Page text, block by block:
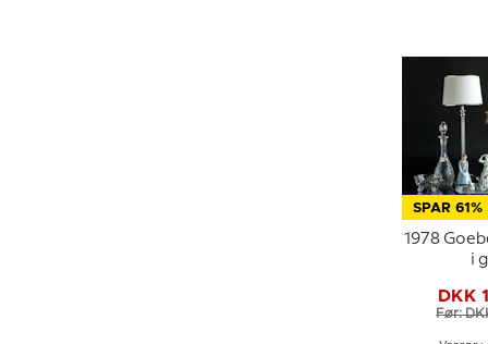
SPAR 61%
1978
i
DKK
Før: